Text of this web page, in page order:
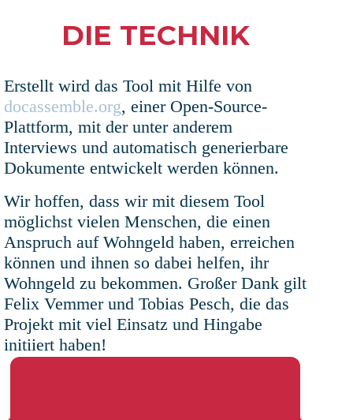
DIE TECHNIK
Erstellt wird das Tool mit Hilfe von
docassemble.org, einer Open-Source-
Plattform, mit der unter anderem
Interviews und automatisch generierbare
Dokumente entwickelt werden können.
Wir hoffen, dass wir mit diesem Tool
möglichst vielen Menschen, die einen
Anspruch auf Wohngeld haben, erreichen
können und ihnen so dabei helfen, ihr
Wohngeld zu bekommen. Großer Dank gilt
Felix Vemmer und Tobias Pesch, die das
Projekt mit viel Einsatz und Hingabe
initiiert haben!